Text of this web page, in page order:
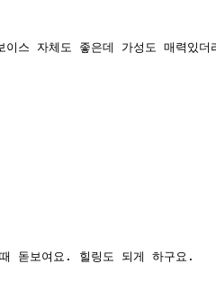
이스 자체도 좋은데 가성도 매력있더
때 돋보여요. 힐링도 되게 하구요.